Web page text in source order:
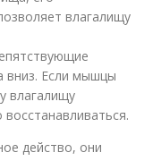
влагалищу
вниз. Если мышцы
влагалищу
действо, они